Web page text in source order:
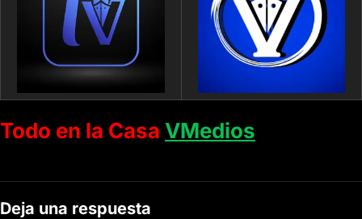
Todo en la Casa VMedios
Deja una respuesta